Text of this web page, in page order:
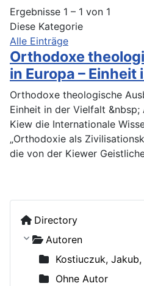
Directory
Autoren
Kostiuczuk, Jakub,
Ohne Autor
Ergebnisse 1 – 1 von 1
Diese Kategorie
Alle Einträge
Orthodoxe
in Europa – Einheit
Orthodoxe theologische
Einheit in der Vielfalt &nbsp;
Kiew die Internationale
„Orthodoxie als
die von der Kiewer